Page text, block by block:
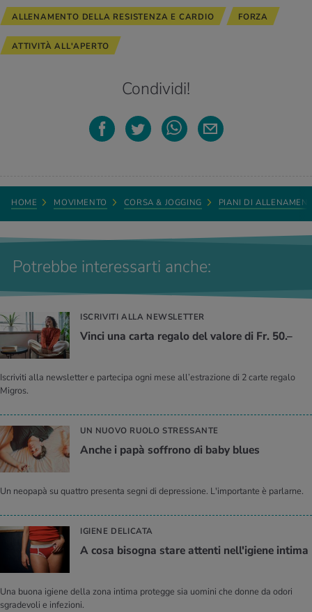
ALLENAMENTO DELLA RESISTENZA E CARDIO FORZA
ATTIVITÀ ALL'APERTO
Condividi!
HOME MOVIMENTO CORSA & JOGGING PIANI DI
Potrebbe interessarti anche:
ISCRIVITI ALLA NEWSLETTER
Vinci una carta regalo del valore di Fr. 50.–
Iscriviti alla newsletter e partecipa ogni mese all’estrazione di 2 carte regalo
Migros.
UN NUOVO RUOLO STRESSANTE
Anche i papà soffrono di baby blues
Un neopapà su quattro presenta segni di depressione. L'importante è parlarne.
IGIENE DELICATA
A cosa bisogna stare attenti nell'igiene intima
Una buona igiene della zona intima protegge sia uomini che donne da odori
sgradevoli e infezioni.